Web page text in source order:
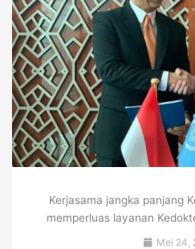
Kerjasama jangka panjang
memperluas layanan
Mei 24,